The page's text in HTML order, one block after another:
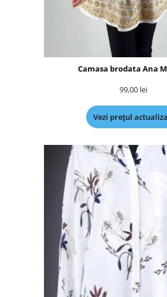
Camasa brodata Ana
99,00 lei
Vezi prețul